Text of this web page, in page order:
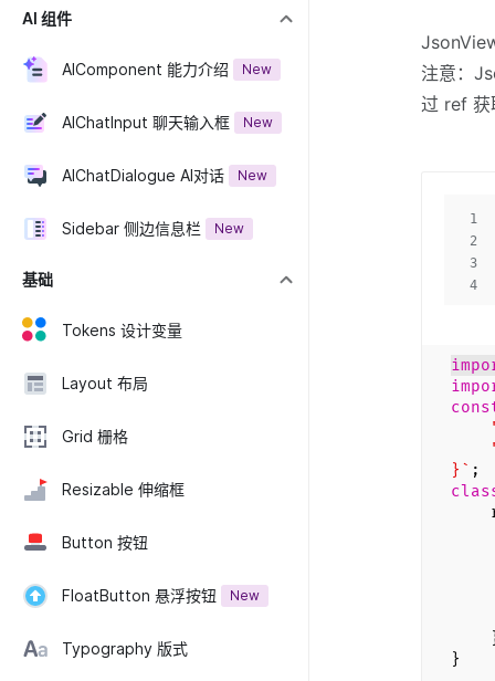
AI 组件
AIComponent 能力介绍 New
AIChatInput 聊天输入框 New
AIChatDialogue AI对话 New
Sidebar 侧边信息栏 New
基础
Tokens 设计变量
Layout 布局
Grid 栅格
Resizable 伸缩框
Button 按钮
FloatButton 悬浮按钮 New
Typography 版式
注意：
过 ref
1
2
3
4
}` ;
}